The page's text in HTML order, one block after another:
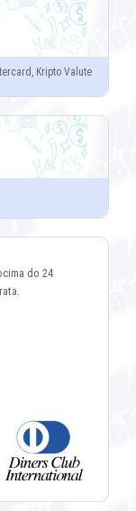
Kripto Valute
do 24